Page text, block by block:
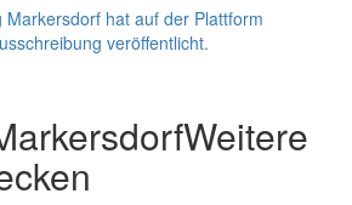
hat auf der Plattform
veröffentlicht.
Weitere